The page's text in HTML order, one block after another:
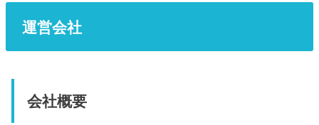
運営会社
会社概要